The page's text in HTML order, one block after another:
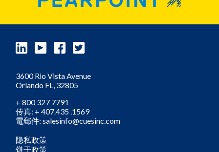
3600 Rio Vista Avenue
Orlando FL, 32805
+ 800 327 7791
传真: + 407.435 .1569
電郵件: salesinfo@cuesinc.com
隐私政策
饼干政策